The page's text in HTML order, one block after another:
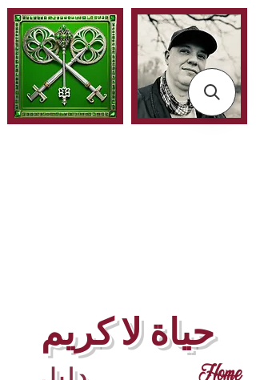
حياة لا كريم